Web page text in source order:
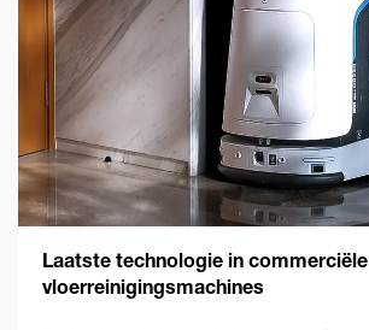
Laatste technologie in commerciële
vloerreinigingsmachines